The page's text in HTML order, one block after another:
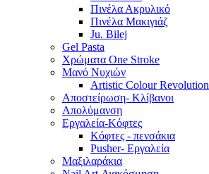
Πινέλα Ακρυλικό
Πινέλα Μακιγιάζ
Ju. Bilej
Gel Pasta
Χρώματα One Stroke
Mανό Nυχιών
Artistic Colour Revolution
Αποστείρωση- Κλίβανοι
Απολύμανση
Εργαλεία-Κόφτες
Κόφτες - πενσάκια
Pusher- Εργαλεία
Μαξιλαράκια